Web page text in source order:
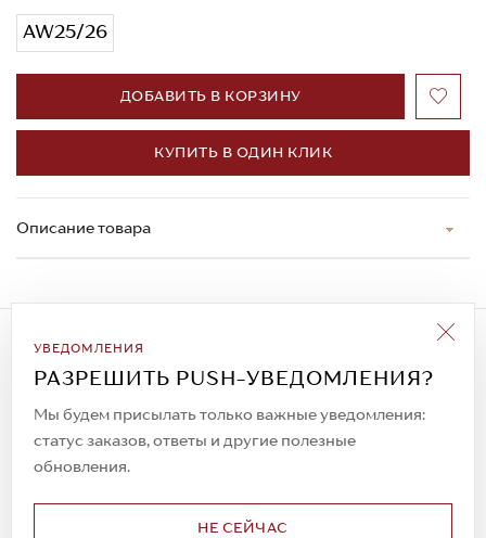
AW25/26
ДОБАВИТЬ В КОРЗИНУ
КУПИТЬ В ОДИН КЛИК
Описание товара
УВЕДОМЛЕНИЯ
РАЗРЕШИТЬ PUSH-УВЕДОМЛЕНИЯ?
Мы будем присылать только важные уведомления:
статус заказов, ответы и другие полезные
обновления.
НЕ СЕЙЧАС
Подписаться на рассылку
Всегда будьте в курсе новых акций и
спецпредложений!
© 2023. AIT Shoes
Все права защищены